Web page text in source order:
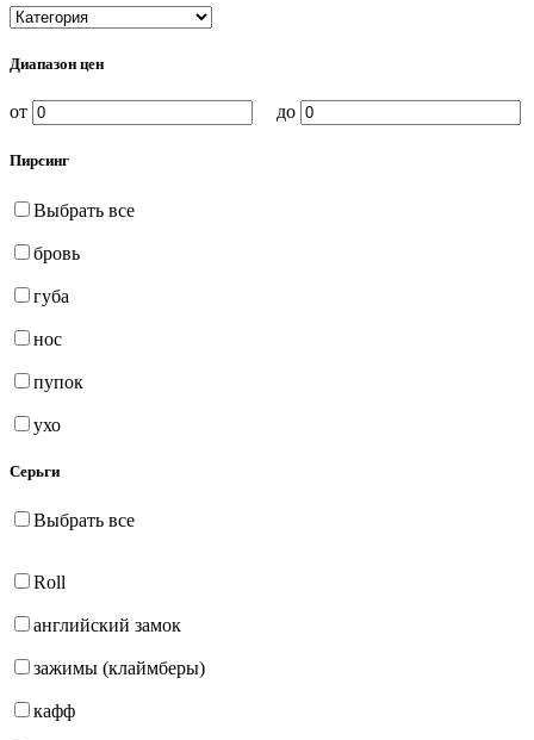
Диапазон цен
от до
Пирсинг
Выбрать все
бровь
губа
нос
пупок
ухо
Серьги
Выбрать все
Roll
английский замок
зажимы (клаймберы)
кафф